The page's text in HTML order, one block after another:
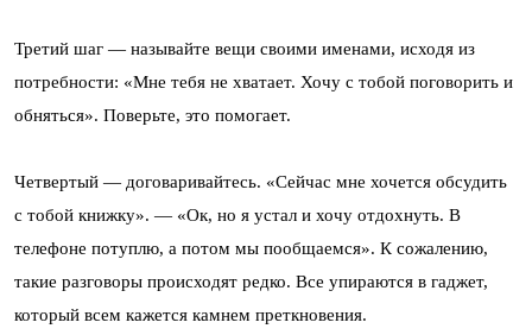
Третий шаг — называйте вещи своими именами, исходя из
потребности: «Мне тебя не хватает. Хочу с тобой поговорить и
обняться». Поверьте, это помогает.
Четвертый — договаривайтесь. «Сейчас мне хочется обсудить
с тобой книжку». — «Ок, но я устал и хочу отдохнуть. В
телефоне потуплю, а потом мы пообщаемся». К сожалению,
такие разговоры происходят редко. Все упираются в гаджет,
который всем кажется камнем преткновения.